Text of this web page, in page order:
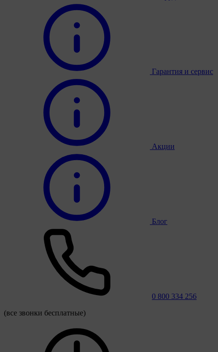
Гарантия и сервис
Акции
Блог
0 800 334 256
(все звонки бесплатные)